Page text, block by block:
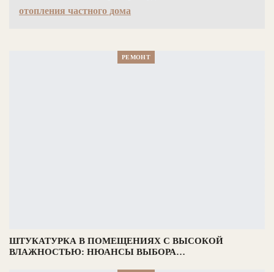
отопления частного дома
РЕМОНТ
ШТУКАТУРКА В ПОМЕЩЕНИЯХ С ВЫСОКОЙ
ВЛАЖНОСТЬЮ: НЮАНСЫ ВЫБОРА…